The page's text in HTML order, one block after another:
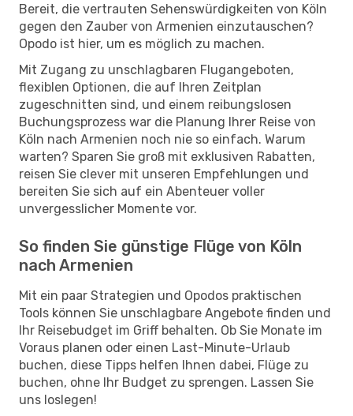
Bereit, die vertrauten Sehenswürdigkeiten von Köln
gegen den Zauber von Armenien einzutauschen?
Opodo ist hier, um es möglich zu machen.
Mit Zugang zu unschlagbaren Flugangeboten,
flexiblen Optionen, die auf Ihren Zeitplan
zugeschnitten sind, und einem reibungslosen
Buchungsprozess war die Planung Ihrer Reise von
Köln nach Armenien noch nie so einfach. Warum
warten? Sparen Sie groß mit exklusiven Rabatten,
reisen Sie clever mit unseren Empfehlungen und
bereiten Sie sich auf ein Abenteuer voller
unvergesslicher Momente vor.
So finden Sie günstige Flüge von Köln
nach Armenien
Mit ein paar Strategien und Opodos praktischen
Tools können Sie unschlagbare Angebote finden und
Ihr Reisebudget im Griff behalten. Ob Sie Monate im
Voraus planen oder einen Last-Minute-Urlaub
buchen, diese Tipps helfen Ihnen dabei, Flüge zu
buchen, ohne Ihr Budget zu sprengen. Lassen Sie
uns loslegen!